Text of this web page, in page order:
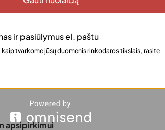
apsipirkimui
ir pasiūlymus el. paštu
tvarkome jūsų duomenis rinkodaros tikslais, rasite